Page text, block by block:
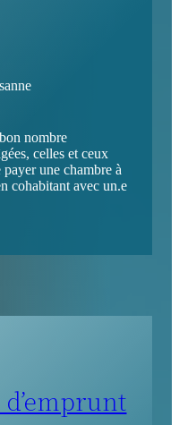
nombre
celles et ceux
payer une chambre à
cohabitant avec un.e